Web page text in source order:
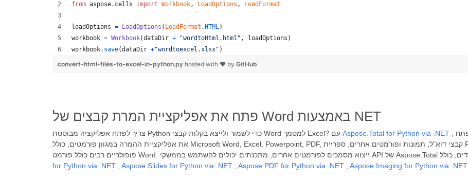
from aspose. cells import Workbook, LoadOptions , LoadFormat
loadOptions = LoadOptions ( LoadFormat . HTML)
workbook = Workbook(dataDir + "wordtoHtml.html" , loadOptions )
workbook. save(dataDir +"wordtoexcel.xlsx" )
convert-html-files-to-excel-in-python.py hosted with ❤ by GitHub
פתח את אפליקציית המרת קבצים של Word באמצעות NET
Aspose.Total for Python via .NET
את אפליקציית ההמרה במגוון פורמטים, כולל Microsoft Word, Excel, Powerpoint, PDF, קבצי דוא"ל, תמונות ופורמטים אחרים. ספריית Python רבת עוצמה להמרת מסמכים, תומכת בפורמטים
for Python via .NET
Aspose.Slides for Python via .NET Aspose.PDF for Python via .NET Aspose.Imaging for Python via .NET